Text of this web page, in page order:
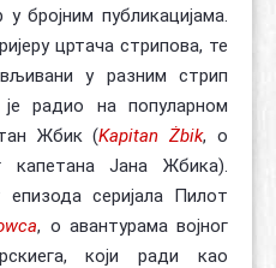
бројним публикацијама.
цртача стрипова, те
у разним стрип
радио на популарном
Жбик (Kapitan Żbik, о
капетана Јана Жбика).
серијала Пилот
, о авантурама војног
који ради као